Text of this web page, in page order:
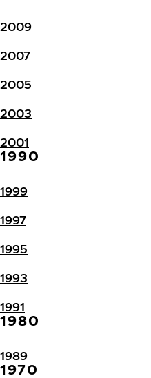
2009
2007
2005
2003
2001
1990
1999
1997
1995
1993
1991
1980
1989
1970